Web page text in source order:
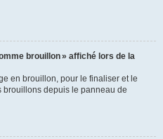
brouillon » affiché lors de la
en brouillon, pour le finaliser et le
brouillons depuis le panneau de